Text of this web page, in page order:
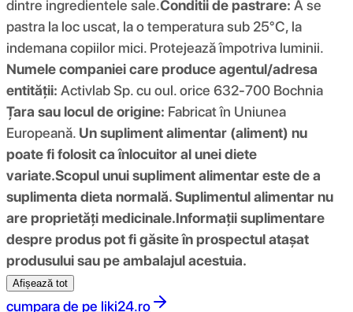
dintre ingredientele sale.Conditii de pastrare: A se
pastra la loc uscat, la o temperatura sub 25°C, la
indemana copiilor mici. Protejează împotriva luminii.
Numele companiei care produce agentul/adresa
entității: Activlab Sp. cu oul. orice 632-700 Bochnia
Țara sau locul de origine: Fabricat în Uniunea
Europeană. Un supliment alimentar (aliment) nu
poate fi folosit ca înlocuitor al unei diete
variate.Scopul unui supliment alimentar este de a
suplimenta dieta normală. Suplimentul alimentar nu
are proprietăți medicinale.Informații suplimentare
despre produs pot fi găsite în prospectul atașat
produsului sau pe ambalajul acestuia.
Afișează tot
cumpara de pe liki24.ro